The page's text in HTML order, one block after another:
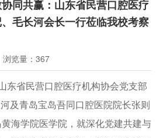
同共赢：山东省民营口腔医疗
毛长河会长一行莅临我校考察
浏览量：367
东省民营口腔医疗机构协会党支部
及青岛宝岛吾同口腔医院院长张则
海学院医学院，就深化党建共建与